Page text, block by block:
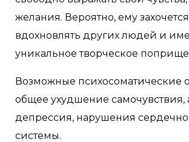
желания. Вероятно, ему захочется
вдохновлять других людей и
уникальное творческое
Возможные психосоматические
общее ухудшение самочувствия,
депрессия, нарушения
системы.